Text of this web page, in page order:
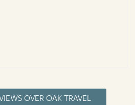
OVER OAK TRAVEL